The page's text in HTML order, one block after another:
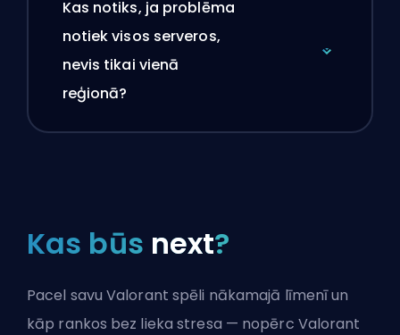
Kas notiks, ja problēma
notiek visos serveros,
nevis tikai vienā
reģionā?
Kas būs next?
Pacel savu Valorant spēli nākamajā līmenī un
kāp rankos bez lieka stresa — nopērc Valorant